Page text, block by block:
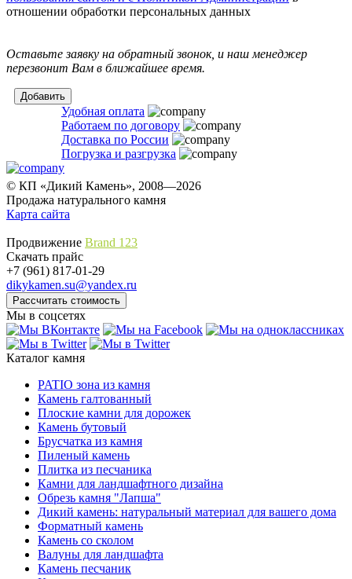
отношении обработки персональных данных
Оставьте заявку на обратный звонок, и наш менеджер
перезвонит Вам в ближайшее время.
Удобная оплата
Работаем по договору
Доставка по России
Погрузка и разгрузка
© КП «Дикий Камень», 2008—2026
Продажа натурального камня
Карта сайта
Продвижение Brand 123
Скачать прайс
+7 (961) 817-01-29
dikykamen.su@yandex.ru
Мы в соцсетях
Каталог камня
PATIO зона из камня
Камень галтованный
Плоские камни для дорожек
Камень бутовый
Брусчатка из камня
Пиленый камень
Плитка из песчаника
Камни для ландшафтного дизайна
Обрезь камня "Лапша"
Дикий камень: натуральный материал для вашего дома
Форматный камень
Камень со сколом
Валуны для ландшафта
Камень песчаник